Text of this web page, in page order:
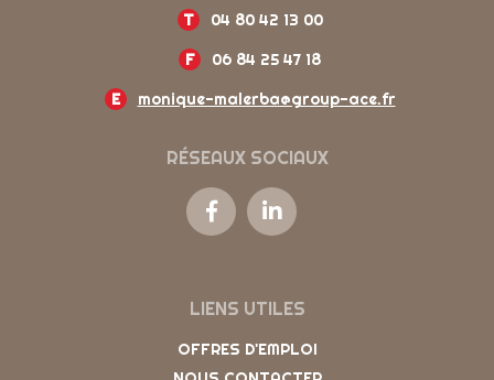
T
04 80 42 13 00
F
06 84 25 47 18
E
monique-malerba@group-ace.fr
RÉSEAUX SOCIAUX
LIENS UTILES
OFFRES D'EMPLOI